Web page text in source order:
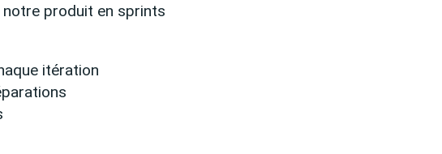
notre produit en sprints
itération